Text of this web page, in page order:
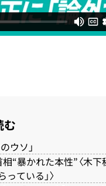
む
ウソ」
“暴かれた本性”〈木
ている」〉